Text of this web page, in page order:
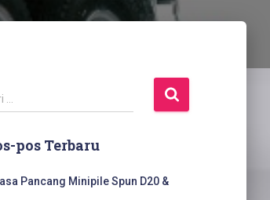
…
pos Terbaru
Pancang Minipile Spun D20 &